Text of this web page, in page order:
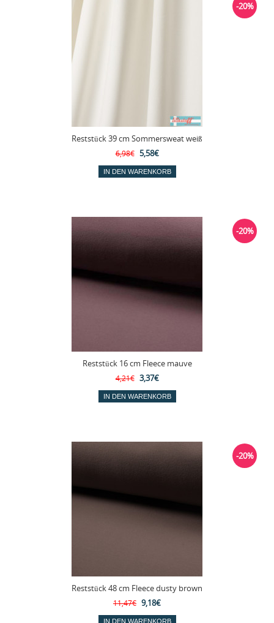
Reststück 39 cm Sommersweat weiß
6,98€ 5,58€
-20%
Reststück 16 cm Fleece mauve
4,21€ 3,37€
-20%
Reststück 48 cm Fleece dusty brown
11,47€ 9,18€
-20%